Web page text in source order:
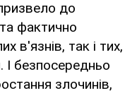
до
фактично
в'язнів, так і тих,
безпосередньо
злочинів,